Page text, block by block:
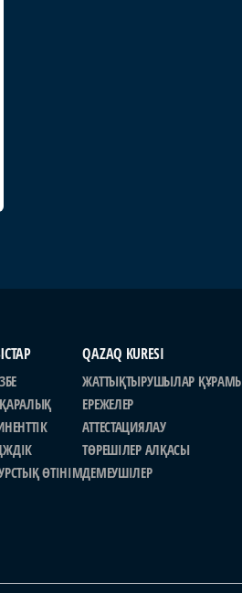
ӨТІНІМ
QAZAQ KURESI
ЖАТТЫҚТЫРУШЫЛАР
ЕРЕЖЕЛЕР
АТТЕСТАЦИЯЛАУ
ТӨРЕШІЛЕР АЛҚАСЫ
ДЕМЕУШІЛЕР